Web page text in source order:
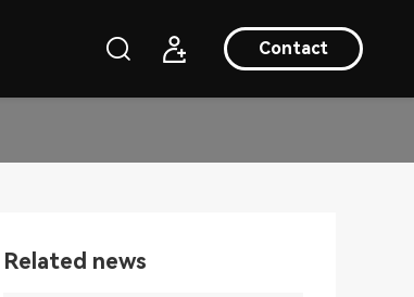
Contact
Related news